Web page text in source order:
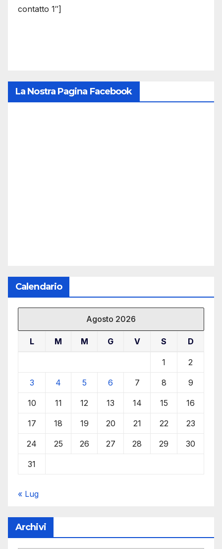
contatto 1″]
La Nostra Pagina Facebook
Calendario
Agosto 2026
L M M G V S D
1 2
3 4 5 6 7 8 9
10 11 12 13 14 15 16
17 18 19 20 21 22 23
24 25 26 27 28 29 30
31
« Lug
Archivi